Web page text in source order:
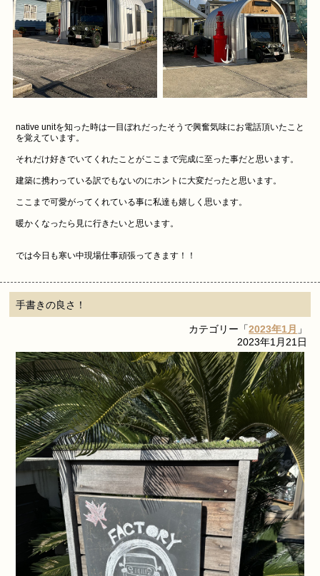
native unitを知った時は一目ぼれだったそうで興奮気味にお電話頂いたこと
を覚えています。
それだけ好きでいてくれたことがここまで完成に至った事だと思います。
建築に携わっている訳でもないのにホントに大変だったと思います。
ここまで可愛がってくれている事に私達も嬉しく思います。
暖かくなったら見に行きたいと思います。
では今日も寒い中現場仕事頑張ってきます！！
手書きの良さ！
カテゴリー「2023年1月 」
2023年1月21日